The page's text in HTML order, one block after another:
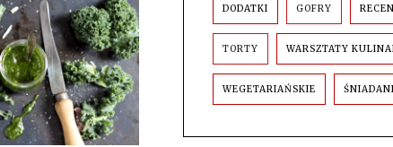
DODATKI GOFRY
TORTY WARSZTATY
WEGETARIAŃSKIE